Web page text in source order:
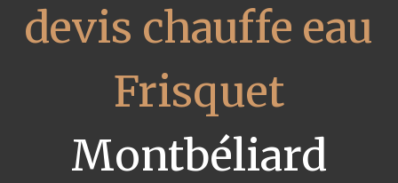
devis chauffe eau
Frisquet
Montbéliard